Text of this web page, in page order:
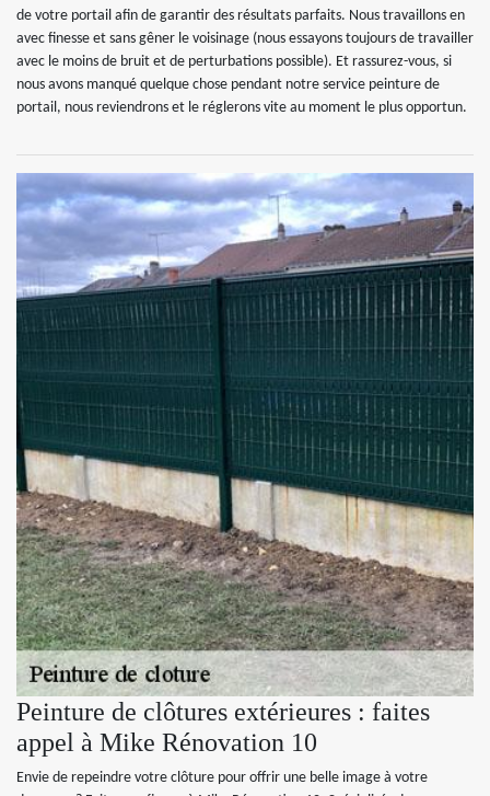
de votre portail afin de garantir des résultats parfaits. Nous travaillons en
avec finesse et sans gêner le voisinage (nous essayons toujours de travailler
avec le moins de bruit et de perturbations possible). Et rassurez-vous, si
nous avons manqué quelque chose pendant notre service peinture de
portail, nous reviendrons et le réglerons vite au moment le plus opportun.
Peinture de clôtures extérieures : faites
appel à Mike Rénovation 10
Envie de repeindre votre clôture pour offrir une belle image à votre